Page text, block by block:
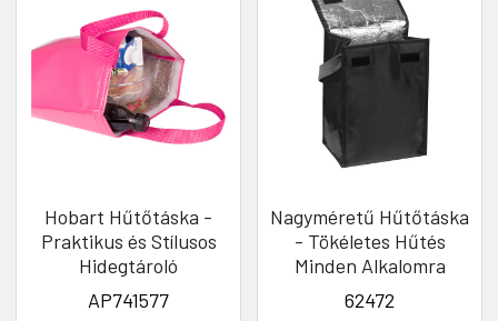
Hobart Hűtőtáska -
Praktikus és Stílusos
Hidegtároló
AP741577
Nagyméretű Hűtőtáska
- Tökéletes Hűtés
Minden Alkalomra
62472